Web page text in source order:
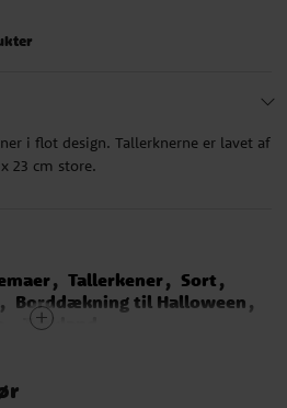
i flot design. Tallerknerne er lavet af
23 cm store.
Tallerkener
Sort
Borddækning til Halloween
Tyskland